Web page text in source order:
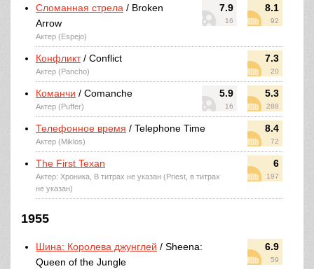
7.9
16
8.1
92
Сломанная стрела / Broken
Arrow
Актер (Espejo)
7.3
20
Конфликт/ Conflict
Актер (Pancho)
5.9
16
5.3
288
Команчи / Comanche
Актер (Puffer)
8.4
72
Телефонное время / Telephone Time
Актер (Miklos)
6
197
The First Texan
Актер: Хроника, В титрах не указан (Priest, в титрах
не указан)
1955
6.9
59
Шина: Королева джунглей / Sheena:
Queen of the Jungle